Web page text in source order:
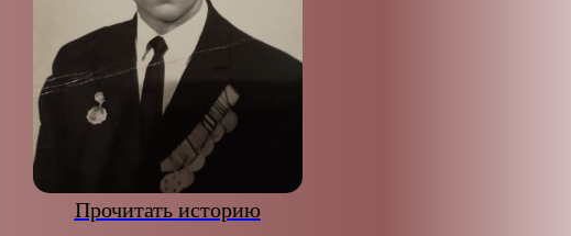
Прочитать историю